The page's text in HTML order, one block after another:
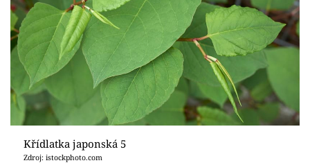
Křídlatka japonská 5
Zdroj: istockphoto.com